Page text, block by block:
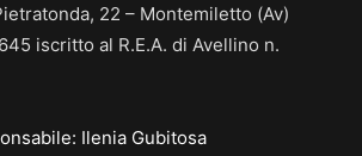
22 – Montemiletto (Av)
iscritto al R.E.A. di Avellino n.
Ilenia Gubitosa